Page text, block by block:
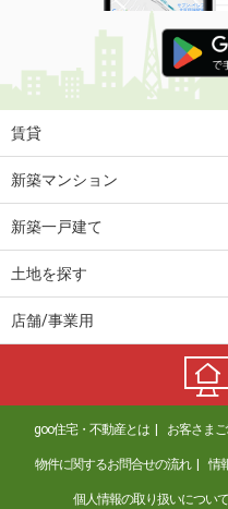
千葉県柏市十余二
価 格
住 所
千
専有面積
千葉県千葉市中央区葛城
千葉県千葉市中央区葛城
住 所
千
専有面積
間取り
ワ
千葉県千葉市中央区松波
賃貸
新築マンション
新築一戸建て
土地を探す
店舗/事業用
goo住宅・不動産とは お客さま
物件に関するお問合せの流れ 情
個人情報の取り扱いについて